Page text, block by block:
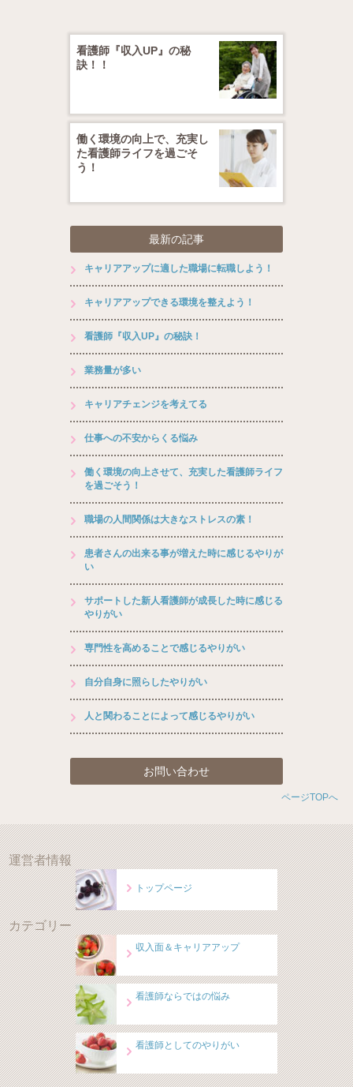
看護師『収入UP』の秘
訣！！
働く環境の向上で、充実し
た看護師ライフを過ごそ
う！
最新の記事
キャリアアップに適した職場に転職しよう！
キャリアアップできる環境を整えよう！
看護師『収入UP』の秘訣！
業務量が多い
キャリアチェンジを考えてる
仕事への不安からくる悩み
働く環境の向上させて、充実した看護師ライフ
を過ごそう！
職場の人間関係は大きなストレスの素！
患者さんの出来る事が増えた時に感じるやりが
い
サポートした新人看護師が成長した時に感じる
やりがい
専門性を高めることで感じるやりがい
自分自身に照らしたやりがい
人と関わることによって感じるやりがい
お問い合わせ
ページTOPへ
運営者情報
トップページ
カテゴリー
収入面＆キャリアアップ
看護師ならではの悩み
看護師としてのやりがい